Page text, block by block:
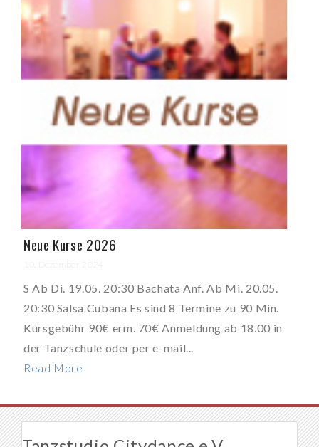
Neue Kurse 2026
10. Dezember 2024
S Ab Di. 19.05. 20:30 Bachata Anf. Ab Mi. 20.05.
20:30 Salsa Cubana Es sind 8 Termine zu 90 Min.
Kursgebühr 90€ erm. 70€ Anmeldung ab 18.00 in
der Tanzschule oder per e-mail...
Read More